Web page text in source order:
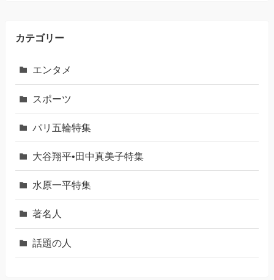
カテゴリー
エンタメ
スポーツ
パリ五輪特集
大谷翔平•田中真美子特集
水原一平特集
著名人
話題の人